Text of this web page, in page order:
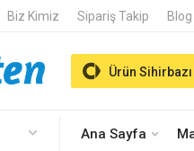
Biz Kimiz Sipariş Takip Blog
Ana Sayfa
Ürün Sihirbazı